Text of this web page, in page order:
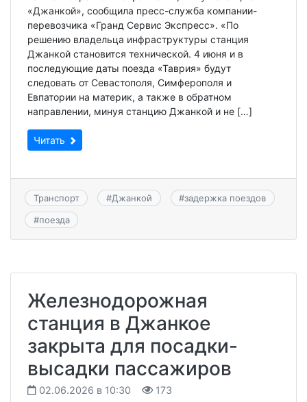
«Джанкой», сообщила пресс-служба компании-
перевозчика «Гранд Сервис Экспресс». «По
решению владельца инфраструктуры станция
Джанкой становится технической. 4 июня и в
последующие даты поезда «Таврия» будут
следовать от Севастополя, Симферополя и
Евпатории на материк, а также в обратном
направлении, минуя станцию Джанкой и не […]
Читать
Транспорт #Джанкой #задержка поездов
#поезда
Железнодорожная
станция в Джанкое
закрыта для посадки-
высадки пассажиров
02.06.2026 в 10:30 173